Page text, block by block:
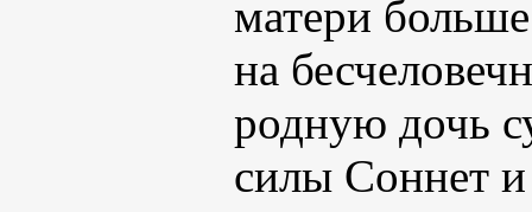
матери
на
родную дочь
силы Соннет